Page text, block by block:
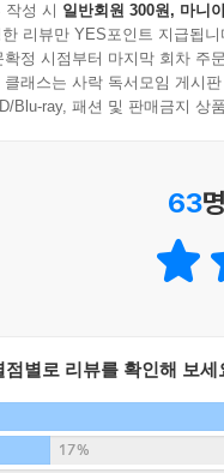
작성 시 일반회원 300원, 마니
리뷰만 YES포인트 지급됩니
정 시점부터 마지막 회차 주
래스는 사락 독서모임 게시
Blu-ray, 패션 및 판매금지 상
63
점별로 리뷰를 확인해 보세
17%